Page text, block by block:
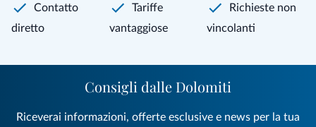
Contatto
diretto
Tariffe
vantaggiose
Richieste non
vincolanti
Consigli dalle Dolomiti
Riceverai informazioni, offerte esclusive e news per la tua